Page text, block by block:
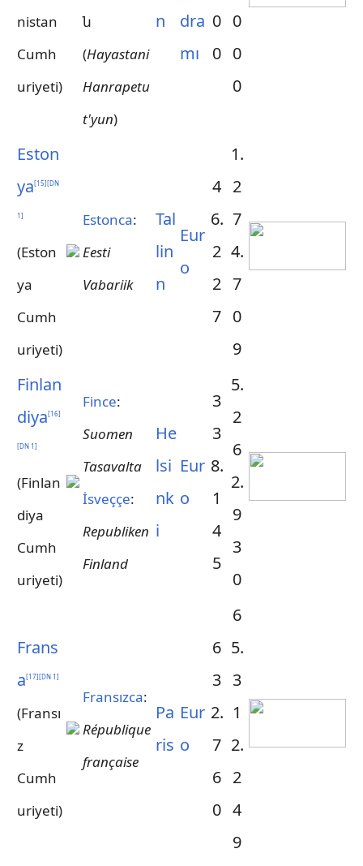
nistan
Cumh
uriyeti)
ն
(Hayastani
Hanrapetu
t'yun)
n
dra
mı
0
0
0
0
0
Eston
ya[15][DN
1]
(Eston
ya
Cumh
uriyeti)
Estonca:
Eesti
Vabariik
Tal
lin
n
Eur
o
4
6.
2
2
7
1.
2
7
4.
7
0
9
Finlan
diya[16]
[DN 1]
(Finlan
diya
Cumh
uriyeti)
Fince:
Suomen
Tasavalta
İsveççe:
Republiken
Finland
He
lsi
nk
i
Eur
o
3
3
8.
1
4
5
5.
2
6
2.
9
3
0
Frans
a[17][DN 1]
(Fransı
z
Cumh
uriyeti)
Fransızca:
République
française
Pa
ris
Eur
o
6
3
2.
7
6
0
6
5.
3
1
2.
2
4
9